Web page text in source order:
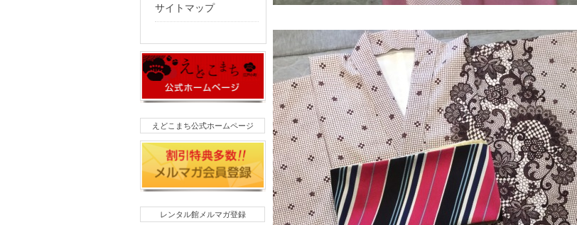
サイトマップ
えどこまち公式ホームページ
レンタル館メルマガ登録